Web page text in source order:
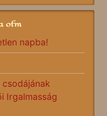
ofm
napba!
csodájának
Irgalmasság